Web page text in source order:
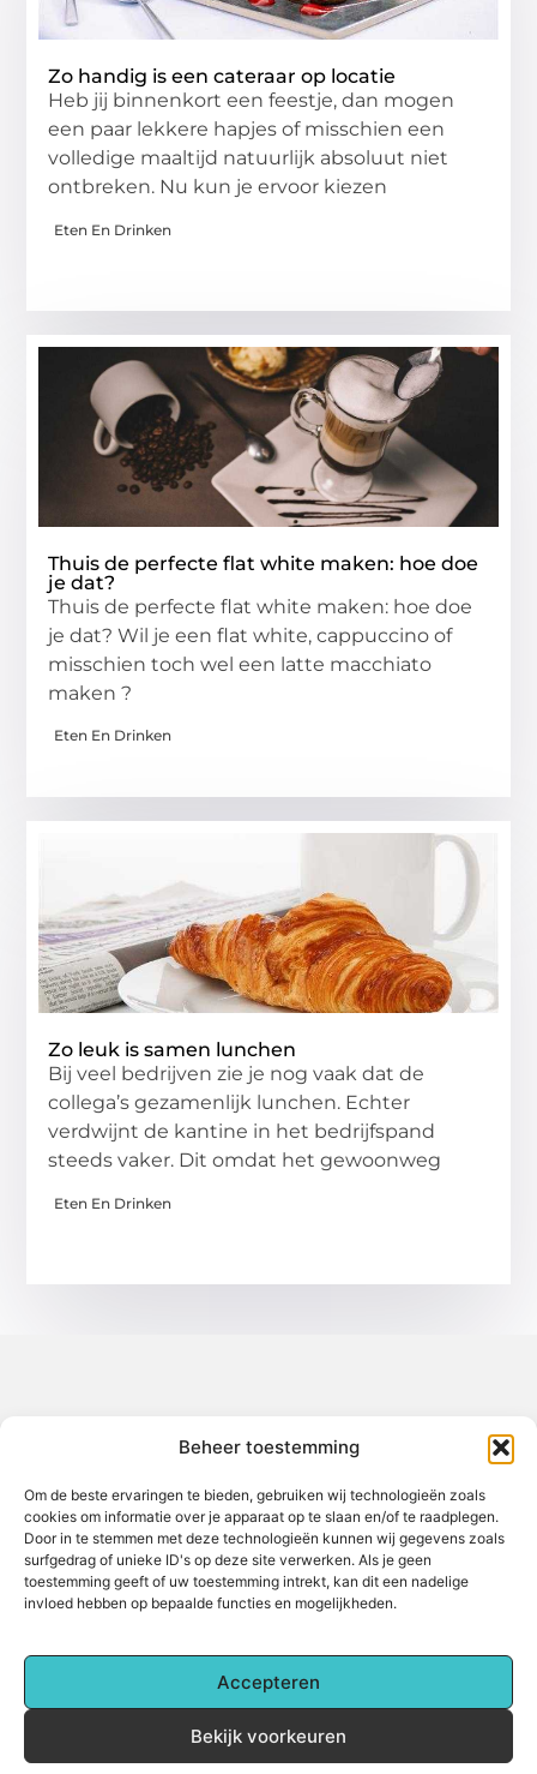
Beheer toestemming
Om de beste ervaringen te bieden, gebruiken wij technologieën zoals
cookies om informatie over je apparaat op te slaan en/of te raadplegen.
Door in te stemmen met deze technologieën kunnen wij gegevens zoals
surfgedrag of unieke ID's op deze site verwerken. Als je geen
toestemming geeft of uw toestemming intrekt, kan dit een nadelige
invloed hebben op bepaalde functies en mogelijkheden.
Accepteren
Bekijk voorkeuren
Zo handig is een cateraar op locatie
Heb jij binnenkort een feestje, dan mogen
een paar lekkere hapjes of misschien een
volledige maaltijd natuurlijk absoluut niet
ontbreken. Nu kun je ervoor kiezen
Eten En Drinken
Thuis de perfecte flat white maken: hoe doe
je dat?
Thuis de perfecte flat white maken: hoe doe
je dat? Wil je een flat white, cappuccino of
misschien toch wel een latte macchiato
maken ?
Eten En Drinken
Zo leuk is samen lunchen
Bij veel bedrijven zie je nog vaak dat de
collega’s gezamenlijk lunchen. Echter
verdwijnt de kantine in het bedrijfspand
steeds vaker. Dit omdat het gewoonweg
Eten En Drinken
Jouw gids voor inspiratie en tips uit het dagelijks leven.
Ontdek een brede verzameling blogs en artikelen die je helpen
om het meeste uit elke dag te halen, met praktische adviezen
en verrassende inzichten.
Bericht categorie
Main Links